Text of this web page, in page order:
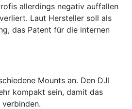
allerdings negativ auffallen
Laut Hersteller soll als
das Patent für die internen
Mounts an. Den DJI
kompakt sein, damit das